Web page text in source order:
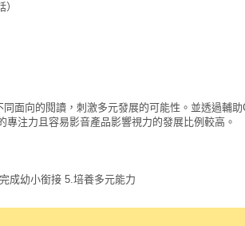
面向的閱讀，刺激多元發展的可能性。並透過輔
注力且容易影音產品影響視力的發展比例較高。
完成幼小銜接 5.培養多元能力